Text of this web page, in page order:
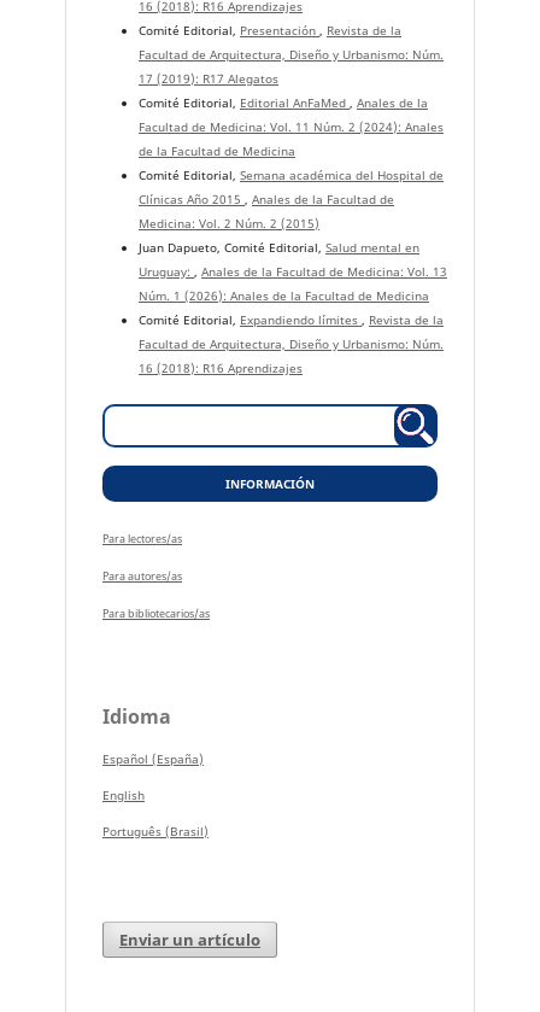
16 (2018): R16 Aprendizajes
Comité Editorial, Presentación , Revista de la
Facultad de Arquitectura, Diseño y Urbanismo: Núm.
17 (2019): R17 Alegatos
Comité Editorial, Editorial AnFaMed , Anales de la
Facultad de Medicina: Vol. 11 Núm. 2 (2024): Anales
de la Facultad de Medicina
Comité Editorial, Semana académica del Hospital de
Clínicas Año 2015 , Anales de la Facultad de
Medicina: Vol. 2 Núm. 2 (2015)
Juan Dapueto, Comité Editorial, Salud mental en
Uruguay: , Anales de la Facultad de Medicina: Vol. 13
Núm. 1 (2026): Anales de la Facultad de Medicina
Comité Editorial, Expandiendo límites , Revista de la
Facultad de Arquitectura, Diseño y Urbanismo: Núm.
16 (2018): R16 Aprendizajes
INFORMACIÓN
Para lectores/as
Para autores/as
Para bibliotecarios/as
Idioma
Español (España)
English
Português (Brasil)
Enviar un artículo